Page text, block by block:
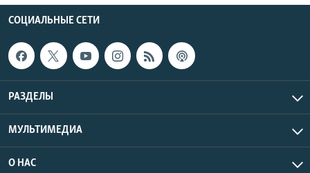
СОЦИАЛЬНЫЕ СЕТИ
РАЗДЕЛЫ
МУЛЬТИМЕДИА
О НАС